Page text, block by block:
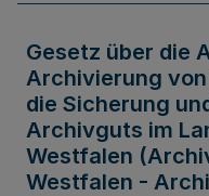
Gesetz über die
Archivierung
die Sicherung
Archivguts im
Westfalen
Westfalen -